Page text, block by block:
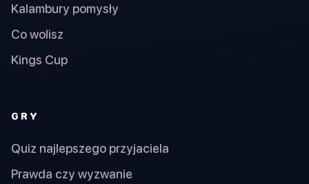
Kalambury pomysły
Co wolisz
Kings Cup
GRY
Quiz najlepszego przyjaciela
Prawda czy wyzwanie